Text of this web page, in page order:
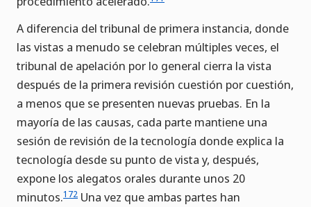
A diferencia del tribunal de primera instancia, donde
las vistas a menudo se celebran múltiples veces, el
tribunal de apelación por lo general cierra la vista
después de la primera revisión cuestión por cuestión,
a menos que se presenten nuevas pruebas. En la
mayoría de las causas, cada parte mantiene una
sesión de revisión de la tecnología donde explica la
tecnología desde su punto de vista y, después,
expone los alegatos orales durante unos 20
minutos.172 Una vez que ambas partes han